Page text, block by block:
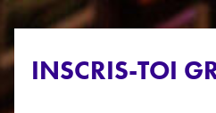
INSCRIS-TOI